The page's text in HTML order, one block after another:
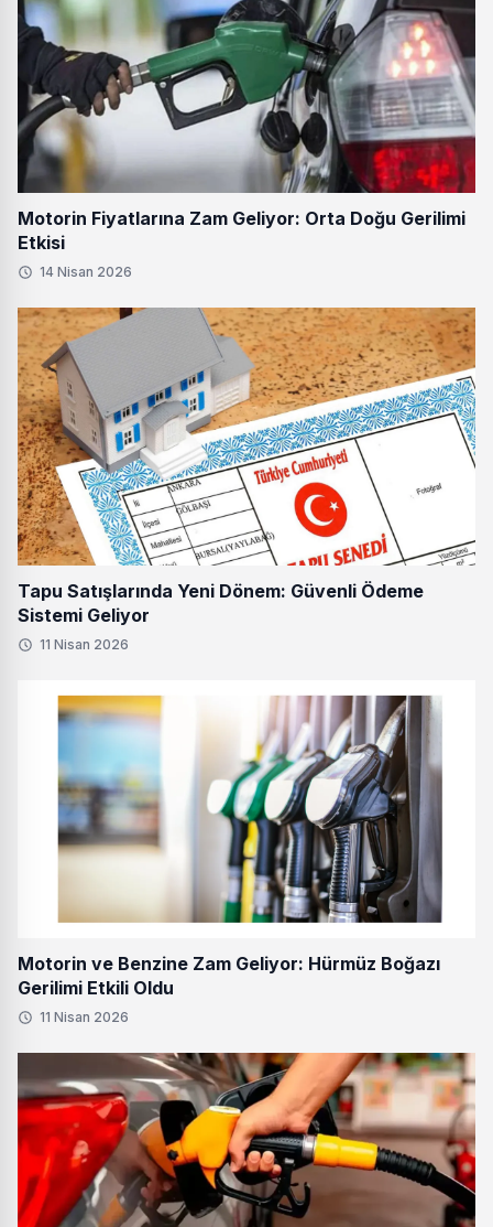
Motorin Fiyatlarına Zam Geliyor: Orta Doğu Gerilimi
Etkisi
14 Nisan 2026
Tapu Satışlarında Yeni Dönem: Güvenli Ödeme
Sistemi Geliyor
11 Nisan 2026
Motorin ve Benzine Zam Geliyor: Hürmüz Boğazı
Gerilimi Etkili Oldu
11 Nisan 2026